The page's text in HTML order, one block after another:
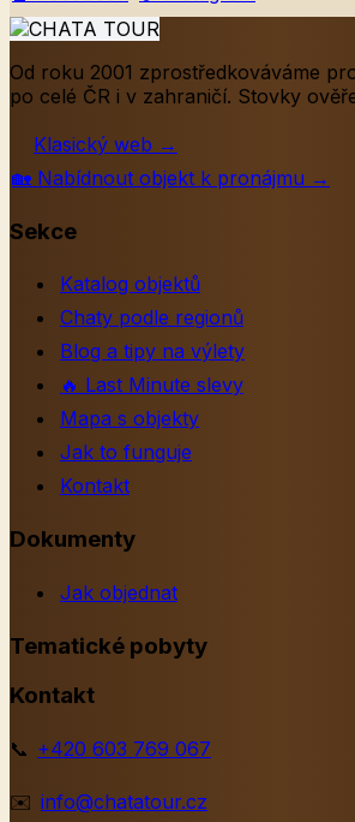
Od roku 2001 zprostředkováváme
po celé ČR i v zahraničí. Stovky
Klasický web →
🏡 Nabídnout objekt k pronájmu →
Sekce
Katalog objektů
Chaty podle regionů
Blog a tipy na výlety
🔥 Last Minute slevy
Mapa s objekty
Jak to funguje
Kontakt
Dokumenty
Jak objednat
Tematické pobyty
Kontakt
📞 +420 603 769 067
✉️ info@chatatour.cz